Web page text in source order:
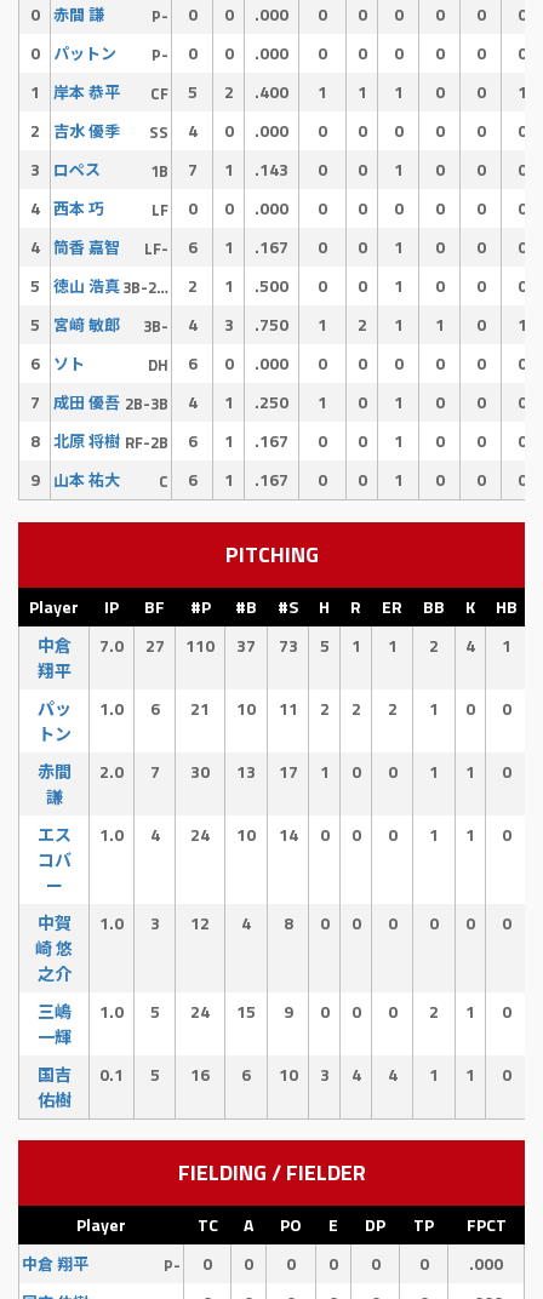
0 赤間 謙 P- 0 0 .000 0 0 0 0 0
0
0
パットン P- 0 0 .000 0 0 0 0 0
0
1
岸本 恭平 CF 5 2 .400 1 1 1 0 0
1
2
吉水 優季 SS 4 0 .000 0 0 0 0 0
0
3
ロペス 1B 7 1 .143 0 0 1 0 0
0
4 西本 巧 LF 0 0 .000 0 0 0 0 0
0
4 筒香 嘉智 LF- 6 1 .167 0 0 1 0 0
0
5 徳山 浩真 3B-2B-RF 2 1 .500 0 0 1 0 0
0
5
宮﨑 敏郎 3B- 4 3 .750 1 2 1 1 0
1
6
ソト DH 6 0 .000 0 0 0 0 0
0
7 成田 優吾 2B-3B 4 1 .250 1 0 1 0 0
0
8 北原 将樹 RF-2B 6 1 .167 0 0 1 0 0
0
9
山本 祐大 C 6 1 .167 0 0 1 0 0 0
PITCHING
Player IP BF #P #B #S H R ER BB K
HB
中倉
翔平
7.0 27 110 37 73 5 1 1 2 4 1
パッ
トン
1.0 6 21 10 11 2 2 2 1 0 0
赤間
謙
2.0 7 30 13 17 1 0 0 1 1 0
エス
コバ
ー
1.0 4 24 10 14 0 0 0 1 1 0
中賀
崎 悠
之介
1.0 3 12 4 8 0 0 0 0 0 0
三嶋
一輝
1.0 5 24 15 9 0 0 0 2 1 0
国吉
佑樹
0.1 5 16 6 10 3 4 4 1 1 0
FIELDING / FIELDER
Player TC A PO E DP TP FPCT
中倉 翔平 P- 0 0 0 0 0 0 .000